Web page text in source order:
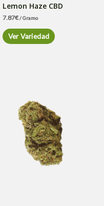
Lemon Haze CBD
7.87€/ Gramo
Ver Variedad